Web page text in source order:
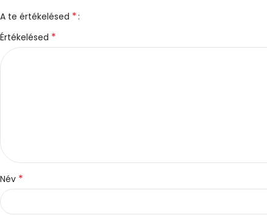
A te értékelésed *
Értékelésed *
Név *